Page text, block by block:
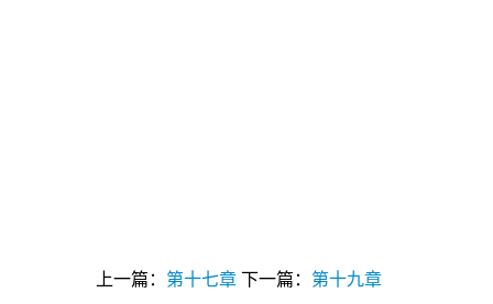
上一篇： 第十七章下一篇： 第十九章